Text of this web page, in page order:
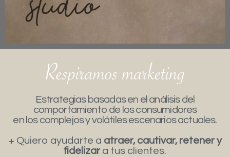
Estrategias basadas en el análisis del
comportamiento de los consumidores
en los complejos y volátiles escenarios actuales.
+ Quiero ayudarte a atraer, cautivar, retener y
fidelizar a tus clientes.